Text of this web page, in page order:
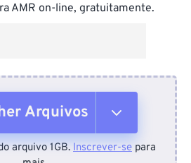
AMR on-line, gratuitamente.
Arquivos
arquivo 1GB. Inscrever-se para